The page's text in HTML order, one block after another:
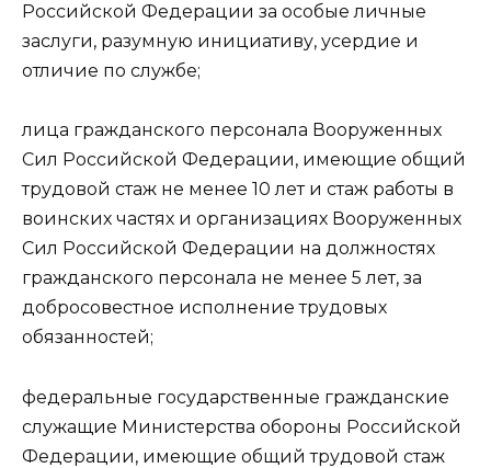
Российской Федерации за особые личные
заслуги, разумную инициативу, усердие и
отличие по службе;
лица гражданского персонала Вооруженных
Сил Российской Федерации, имеющие общий
трудовой стаж не менее 10 лет и стаж работы в
воинских частях и организациях Вооруженных
Сил Российской Федерации на должностях
гражданского персонала не менее 5 лет, за
добросовестное исполнение трудовых
обязанностей;
федеральные государственные гражданские
служащие Министерства обороны Российской
Федерации, имеющие общий трудовой стаж